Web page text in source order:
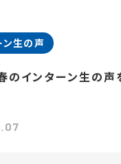
ン生の声
のインターン生の声